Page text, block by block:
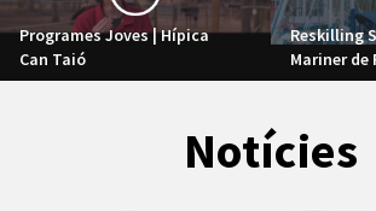
Programes Joves | Hípica
Can Taió
Reskilling
Mariner de
Notícies